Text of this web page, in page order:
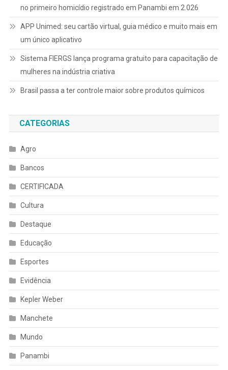
no primeiro homicídio registrado em Panambi em 2.026
APP Unimed: seu cartão virtual, guia médico e muito mais em
um único aplicativo
Sistema FIERGS lança programa gratuito para capacitação de
mulheres na indústria criativa
Brasil passa a ter controle maior sobre produtos químicos
CATEGORIAS
Agro
Bancos
CERTIFICADA
Cultura
Destaque
Educação
Esportes
Evidência
Kepler Weber
Manchete
Mundo
Panambi